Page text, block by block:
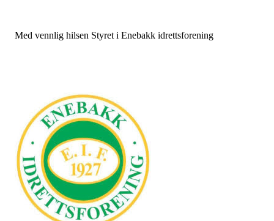
Med vennlig hilsen Styret i Enebakk idrettsforening